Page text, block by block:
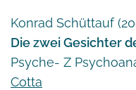
Konrad Schüttauf
Die zwei Gesichter
Psyche- Z
Cotta